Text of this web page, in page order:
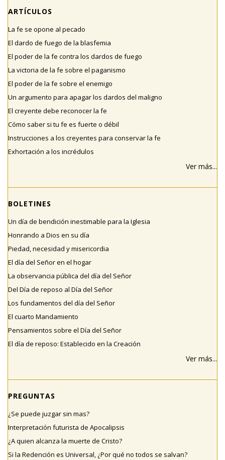
ARTÍCULOS
La fe se opone al pecado
El dardo de fuego de la blasfemia
El poder de la fe contra los dardos de fuego
La victoria de la fe sobre el paganismo
El poder de la fe sobre el enemigo
Un argumento para apagar los dardos del maligno
El creyente debe reconocer la fe
Cómo saber si tu fe es fuerte o débil
Instrucciones a los creyentes para conservar la fe
Exhortación a los incrédulos
Ver más...
BOLETINES
Un día de bendición inestimable para la Iglesia
Honrando a Dios en su día
Piedad, necesidad y misericordia
El día del Señor en el hogar
La observancia pública del día del Señor
Del Día de reposo al Día del Señor
Los fundamentos del día del Señor
El cuarto Mandamiento
Pensamientos sobre el Día del Señor
El día de reposo: Establecido en la Creación
Ver más...
PREGUNTAS
¿Se puede juzgar sin mas?
Interpretación futurista de Apocalipsis
¿A quien alcanza la muerte de Cristo?
Si la Redención es Universal, ¿Por qué no todos se salvan?